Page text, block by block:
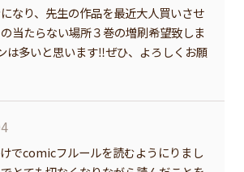
なり、先生の作品を最近大人買いさせ
当たらない場所３巻の増刷希望致しま
は多いと思います‼︎ぜひ、よろしくお願
でcomicフルールを読むようにりまし